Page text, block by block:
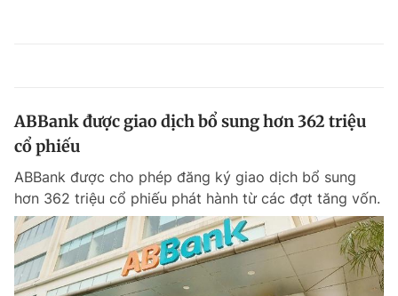
ABBank được giao dịch bổ sung hơn 362 triệu
cổ phiếu
ABBank được cho phép đăng ký giao dịch bổ sung
hơn 362 triệu cổ phiếu phát hành từ các đợt tăng vốn.